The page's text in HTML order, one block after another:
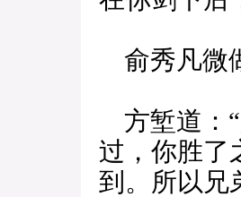
俞秀凡微
方堑道：
过，你胜了
到。所以兄